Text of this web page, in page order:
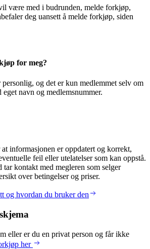
være med i budrunden, melde forkjøp,
deg uansett å melde forkjøp, siden
for meg?
og det er kun medlemmet selv om
navn og medlemsnummer.
informasjonen er oppdatert og korrekt,
feil eller utelatelser som kan oppstå.
kontakt med megleren som selger
over betingelser og priser.
og hvordan du bruker den
eller er du en privat person og får ikke
her